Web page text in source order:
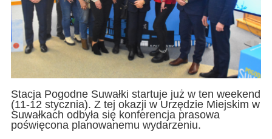
Stacja Pogodne Suwałki startuje już w ten weekend
(11-12 stycznia). Z tej okazji w Urzędzie Miejskim w
Suwałkach odbyła się konferencja prasowa
poświęcona planowanemu wydarzeniu.